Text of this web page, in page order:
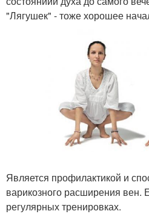
"Лягушек" - тоже хорошее
Является профилактикой и
варикозного расширения вен.
регулярных тренировках.